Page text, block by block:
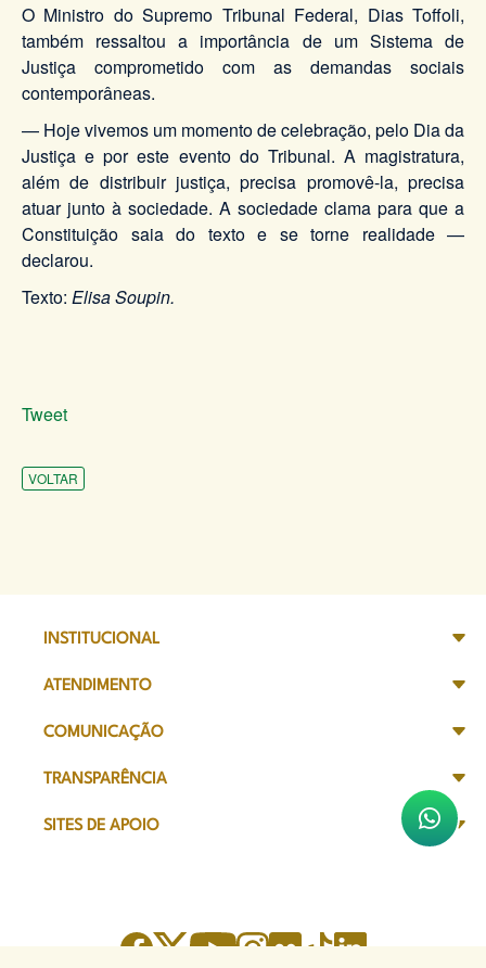
O Ministro do Supremo Tribunal Federal, Dias Toffoli,
também ressaltou a importância de um Sistema de
Justiça comprometido com as demandas sociais
contemporâneas.
— Hoje vivemos um momento de celebração, pelo Dia da
Justiça e por este evento do Tribunal. A magistratura,
além de distribuir justiça, precisa promovê-la, precisa
atuar junto à sociedade. A sociedade clama para que a
Constituição saia do texto e se torne realidade —
declarou.
Texto: Elisa Soupin.
Tweet
VOLTAR
INSTITUCIONAL
ATENDIMENTO
COMUNICAÇÃO
TRANSPARÊNCIA
SITES DE APOIO